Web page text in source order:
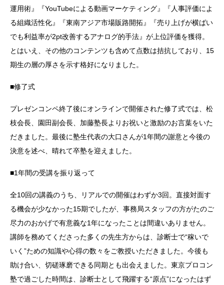
運用術』『YouTubeによる動画マーケティング』『人事評価によ
る組織活性化』『東南アジア市場販路開拓』『売り上げが横ばい
でも利益率が2pt改善するアナログ的手法』が上位評価を獲得。
とはいえ、その他のコンテンツも含めて点数は拮抗しており、15
期生の層の厚さを示す格好になりました。
■修了式
プレゼンコンペ終了後にオンラインで開催された修了式では、松
枝会長、園田副会長、加藤塾長よりお祝いと激励のお言葉をいた
だきました。最後に塾生代表の大口さんが1年間の謝意と今後の
決意を述べ、晴れて卒塾を迎えました。
■1年間の受講を振り返って
全10回の講義のうち、リアルでの開催はわずか3回。直接対面す
る機会が少なかった15期でしたが、事務局スタッフの方がたのご
尽力のおかげで有意義な1年になったことは間違いありません。
講師を務めてくださった多くの先生方からは、診断士で“稼いで
いく”ための知識や心得の数々をご教授いただきました。今後も
助け合い、切磋琢磨できる同期とも出会えました。東京プロコン
塾で過ごした時間は、診断士として飛躍する“原点”になったはず